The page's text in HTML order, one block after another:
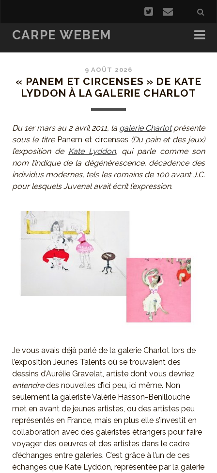
CARPE WEBEM
9 AOÛT 2026
« PANEM ET CIRCENSES » DE KATE
LYDDON À LA GALERIE CHARLOT
Du 1er mars au 2 avril 2011, la galerie Charlotprésente
sous le titrePanem et circenses (Du pain et des jeux)
l’exposition de Kate Lyddon, qui parle comme son
nom l’indique de la dégénérescence, décadence des
individus modernes, tels les romains de 100 avant J.C.
pour lesquels Juvenal avait écrit l’expression.
Je vous avais déjà parlé de la galerie Charlot lors de
l’exposition Jeunes Talents où se trouvaient des
dessins d’Aurélie Gravelat, artiste dont vous devriez
entendredes nouvelles d’ici peu, ici même. Non
seulement la galeriste Valérie Hasson-Benillouche
met en avant de jeunes artistes, ou des artistes peu
représentés en France, mais en plus elle s’investit en
collaboration avec des galeristes étrangers pour faire
voyager des oeuvres et des artistes dans le cadre
d’échanges entre galeries. C’est grâce à l’un de ces
échanges que Kate Lyddon, représentée par la galerie